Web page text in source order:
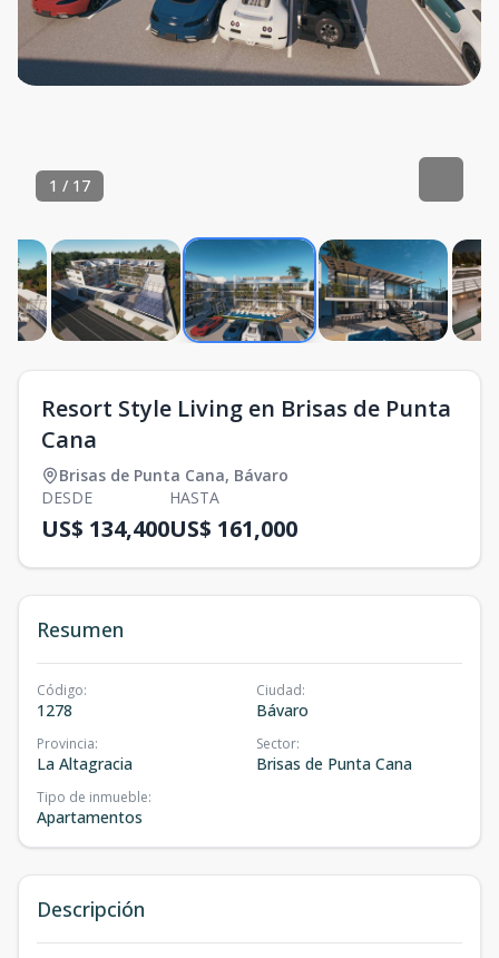
1 / 17
Resort Style Living en Brisas de Punta
Cana
Brisas de Punta Cana, Bávaro
DESDE
US$ 134,400
HASTA
US$ 161,000
Resumen
Código:
1278
Ciudad:
Bávaro
Provincia:
La Altagracia
Sector:
Brisas de Punta Cana
Tipo de inmueble:
Apartamentos
Descripción